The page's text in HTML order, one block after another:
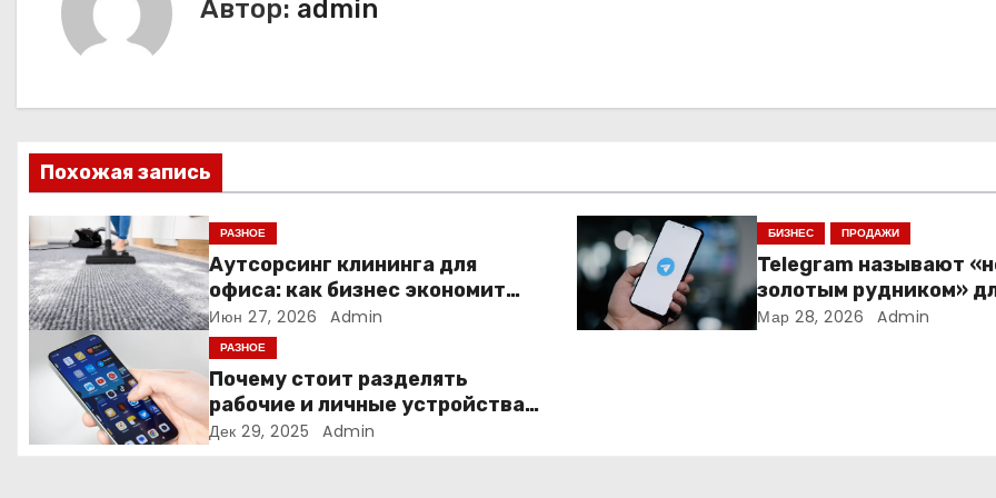
ц
и
я
п
о
з
Автор: admin
Похожая запись
РАЗНОЕ
Аутсорсинг клининга для
офиса: как бизнес экономит
время и деньги на уборке
Июн 27, 2026 Admin
БИЗНЕС ПРОДАЖИ
Telegram называют
золотым рудником»
креаторов: как
Мар 28, 2026 Admin
РАЗНОЕ
Почему стоит разделять
рабочие и личные устройства
— и чем опасно всё смешивать
Дек 29, 2025 Admin